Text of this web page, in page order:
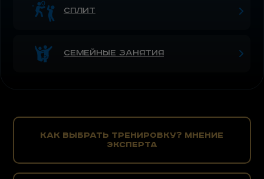
сплит
семейные занятия
Как выбрать тренировку? мнение
эксперта